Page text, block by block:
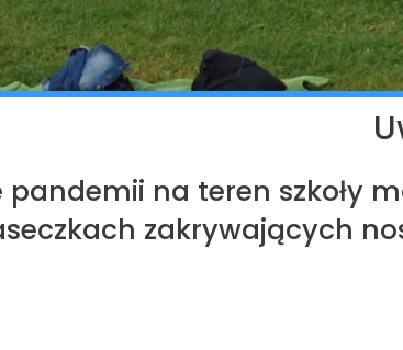
pandemii na teren szkoły
zakrywających